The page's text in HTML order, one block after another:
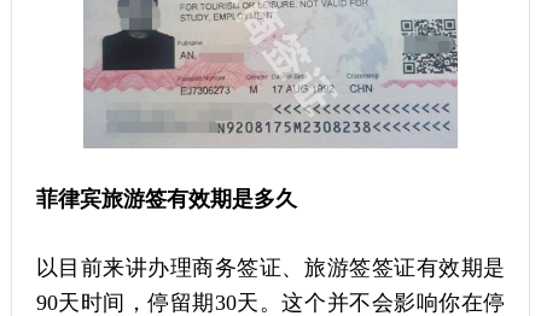
菲律宾旅游签有效期是多久
以目前来讲办理商务签证、旅游签签证有效期是
90天时间，停留期30天。这个并不会影响你在停